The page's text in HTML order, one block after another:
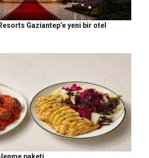
Gaziantep’e yeni bir otel